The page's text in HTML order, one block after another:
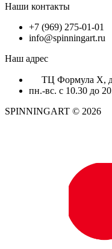
Наши контакты
+7 (969) 275-01-01
info@spinningart.ru
Наш адрес
ТЦ Формула X,
пн.-вс. с 10.30 до
SPINNINGART © 2026